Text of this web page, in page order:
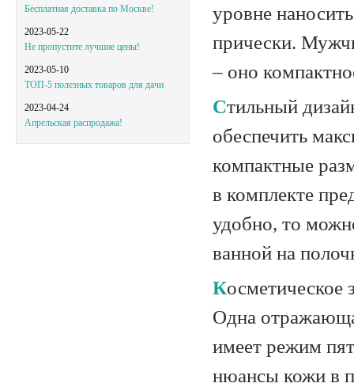
Бесплатная доставка по Москве!
2023-05-22
Не пропустите лучшие цены!
2023-05-10
ТОП-5 полезных товаров для дачи
2023-04-24
Апрельская распродажа!
уровне
прически.
– оно
Стильный дизайн и светодиодная подсветка по краям позволяют
обеспечить
компактные
в комплекте
удобно, то
ванной на
Косметическое зеркало Beurer BS59 имеет двухстороннюю конструкцию.
Одна
имеет режим
нюансы кожи в